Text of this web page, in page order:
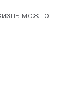
можно!